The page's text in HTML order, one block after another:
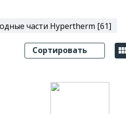
части Hypertherm [61]
Сортировать